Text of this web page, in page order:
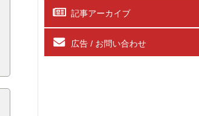
記事アーカイブ
広告 / お問い合わせ